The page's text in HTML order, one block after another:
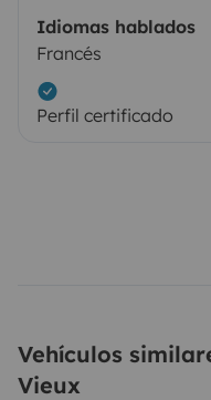
Idiomas hablados
Francés
Perfil certificado
Vehículos
Vieux